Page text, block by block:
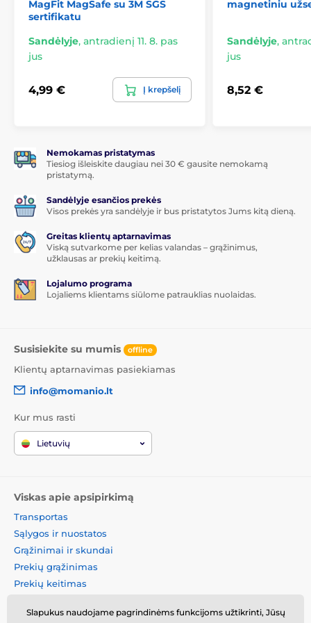
MagFit MagSafe su 3M SGS
sertifikatu
Sandėlyje, antradienį 11. 8. pas
jus
4,99 € Į krepšelį
magnetiniu
Sandėlyje,
jus
8,52 €
Nemokamas pristatymas
Tiesiog išleiskite daugiau nei 30 € gausite nemokamą
pristatymą.
Sandėlyje esančios prekės
Visos prekės yra sandėlyje ir bus pristatytos Jums kitą dieną.
Greitas klientų aptarnavimas
Viską sutvarkome per kelias valandas – grąžinimus,
užklausas ar prekių keitimą.
Lojalumo programa
Lojaliems klientams siūlome patrauklias nuolaidas.
Susisiekite su mumis offline
Klientų aptarnavimas pasiekiamas
info@momanio.lt
Kur mus rasti
Lietuvių
Viskas apie apsipirkimą
Transportas
Sąlygos ir nuostatos
Grąžinimai ir skundai
Prekių grąžinimas
Prekių keitimas
Kontaktinė informacija
Slapukus naudojame pagrindinėms funkcijoms užtikrinti, Jūsų